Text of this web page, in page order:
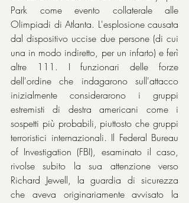
Park come evento collaterale alle
Olimpiadi di Atlanta. L'esplosione causata
dal dispositivo uccise due persone (di cui
una in modo indiretto, per un infarto) e ferì
altre 111. I funzionari delle forze
dell'ordine che indagarono sull'attacco
inizialmente considerarono i gruppi
estremisti di destra americani come i
sospetti più probabili, piuttosto che gruppi
terroristici internazionali. Il Federal Bureau
of Investigation (FBI), esaminato il caso,
rivolse subito la sua attenzione verso
Richard Jewell, la guardia di sicurezza
che aveva originariamente avvisato la